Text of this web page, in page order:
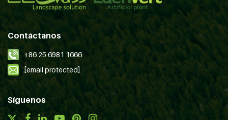
Contáctanos
+86 25 6981 1666
[email protected]
Síguenos